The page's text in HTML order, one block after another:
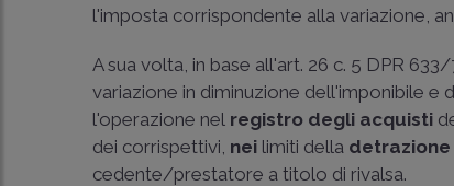
l'imposta corrispondente alla variazione,
A sua volta, in base all'art. 26 c. 5 DPR
variazione in diminuzione dell'imponibile
l'operazione nel registro degli acquisti
dei corrispettivi, nei limiti della
cedente/prestatore a titolo di rivalsa.